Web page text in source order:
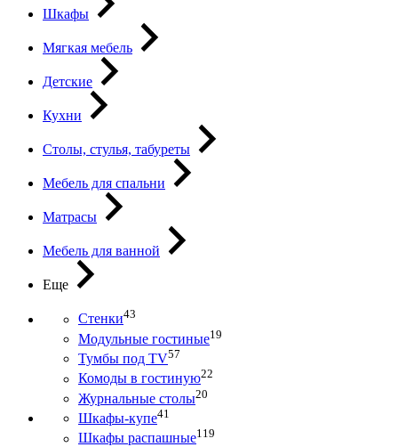
Шкафы
Мягкая мебель
Детские
Кухни
Столы, стулья, табуреты
Мебель для спальни
Матрасы
Мебель для ванной
Еще
Стенки43
Модульные гостиные19
Тумбы под ТV57
Комоды в гостиную22
Журнальные столы20
Шкафы-купе41
Шкафы распашные119